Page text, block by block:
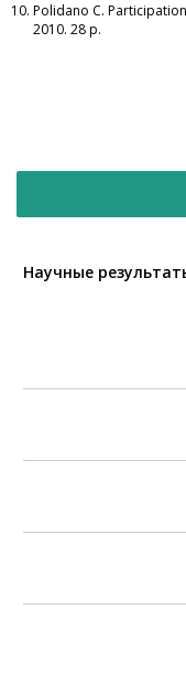
Polidano C.
2010. 28 p.
Научные